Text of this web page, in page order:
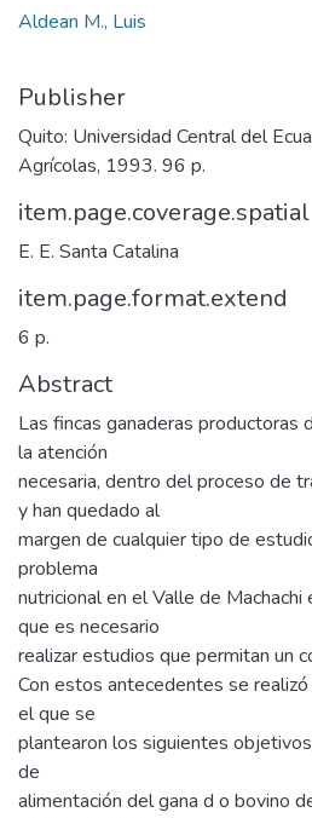
Aldean M., Luis
Publisher
Quito: Universidad Central del
Agrícolas, 1993. 96 p.
item.page.coverage.spatial
E. E. Santa Catalina
item.page.format.extend
6 p.
Abstract
Las fincas ganaderas productoras
la atención
necesaria, dentro del proceso de
y han quedado al
margen de cualquier tipo de
problema
nutricional en el Valle de
que es necesario
realizar estudios que permitan un
Con estos antecedentes se
el que se
plantearon los siguientes
de
alimentación del gana d o bovino